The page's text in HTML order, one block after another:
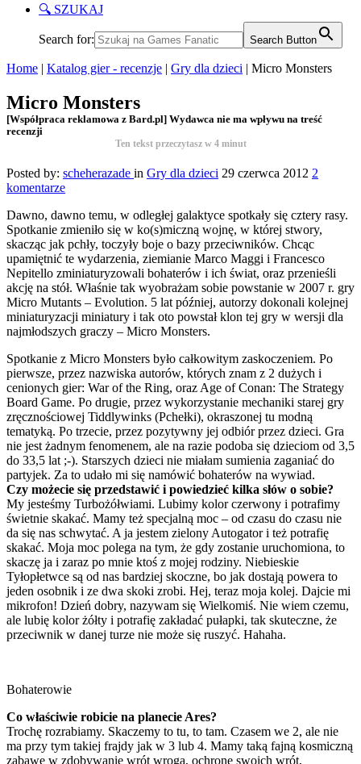
🔍 SZUKAJ
Search for: Search Button
Home | Katalog gier - recenzje | Gry dla dzieci | Micro Monsters
Micro Monsters
[Współpraca reklamowa z Bard.pl] Wydawca nie ma wpływu na treść
recenzji
Ten tekst przeczytasz w 4 minut
Posted by: scheherazade in Gry dla dzieci 29 czerwca 2012 2
komentarze
Dawno, dawno temu, w odległej galaktyce spotkały się cztery rasy.
Spotkanie zmieniło się w ko(s)miczną wojnę, w której stwory,
skacząc jak pchły, toczyły boje o bazy przeciwników. Chcąc
upamiętnić te wydarzenia, ziemianie Marco Maggi i Francesco
Nepitello zminiaturyzowali bohaterów i ich świat, oraz przenieśli
akcję na stół. Właśnie tak wyobrażam sobie powstanie w 2007 r. gry
Micro Mutants – Evolution. 5 lat później, autorzy dokonali kolejnej
miniaturyzacji miniatury i tak oto powstał klon tej gry w wersji dla
najmłodszych graczy – Micro Monsters.
Spotkanie z Micro Monsters było całkowitym zaskoczeniem. Po
pierwsze, przez nazwiska autorów, których znam z 2 dużych i
cenionych gier: War of the Ring, oraz Age of Conan: The Strategy
Board Game. Po drugie, przez wykorzystanie mechaniki starej gry
zręcznościowej Tiddlywinks (Pchełki), okraszonej tu modną
tematyką. Po trzecie, przez pozytywny jej odbiór przez dzieci. Gra
nie jest żadnym fenomenem, ale na razie podoba się dzieciom od 3,5
do 33,5 lat ;-). Starszych dzieci nie miałam sumienia zaganiać do
partyjek. Za to udało mi się namówić bohaterów na wywiad.
Czy możecie się przedstawić i powiedzieć kilka słów o sobie?
My jesteśmy Turbożółwiami. Lubimy kolor czerwony i potrafimy
świetnie skakać. Mamy też specjalną moc – od czasu do czasu nie
da się nas schwytać. A ja jestem zielony Autogator i też potrafię
skakać. Moja moc polega na tym, że gdy zostanie uruchomiona, to
skaczę ja i zaraz po mnie ktoś z mojej rodziny. Niebieskie
Tyłopłetwce są od nas bardziej skoczne, bo jak dostają powera to
jeden osobnik i ze dwa skoki zrobi. Hej, teraz moja kolej. Dajcie mi
mikrofon! Dzień dobry, nazywam się Wielkomiś. Nie wiem czemu,
ale lubię kolor żółty i potrafię zakładać pułapki, tak skuteczne, że
przeciwnik w danej turze nie może się ruszyć. Hahaha.
Bohaterowie
Co właściwie robicie na planecie Ares?
Trochę rozrabiamy. Skaczemy to tu, to tam. Czasem we 2, ale nie
ma przy tym takiej frajdy jak w 3 lub 4. Mamy taką fajną kosmiczną
zabawę w zdobywanie wrót wroga, ochronę swoich wrót,